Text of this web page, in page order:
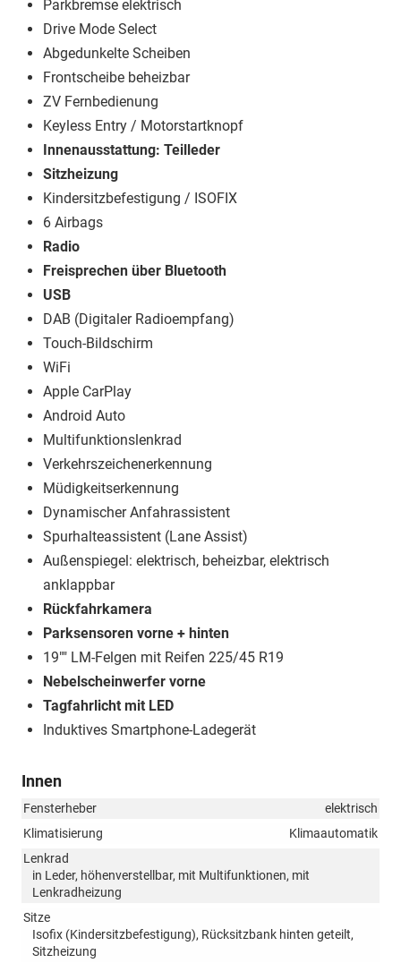
Parkbremse elektrisch
Drive Mode Select
Abgedunkelte Scheiben
Frontscheibe beheizbar
ZV Fernbedienung
Keyless Entry / Motorstartknopf
Innenausstattung: Teilleder
Sitzheizung
Kindersitzbefestigung / ISOFIX
6 Airbags
Radio
Freisprechen über Bluetooth
USB
DAB (Digitaler Radioempfang)
Touch-Bildschirm
WiFi
Apple CarPlay
Android Auto
Multifunktionslenkrad
Verkehrszeichenerkennung
Müdigkeitserkennung
Dynamischer Anfahrassistent
Spurhalteassistent (Lane Assist)
Außenspiegel: elektrisch, beheizbar, elektrisch
anklappbar
Rückfahrkamera
Parksensoren vorne + hinten
19"" LM-Felgen mit Reifen 225/45 R19
Nebelscheinwerfer vorne
Tagfahrlicht mit LED
Induktives Smartphone-Ladegerät
Innen
Fensterheber
elektrisch
Klimatisierung
Klimaautomatik
Lenkrad
in Leder, höhenverstellbar, mit Multifunktionen, mit
Lenkradheizung
Sitze
Isofix (Kindersitzbefestigung), Rücksitzbank hinten geteilt,
Sitzheizung